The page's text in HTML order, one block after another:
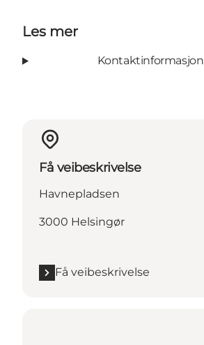
Les mer
Kontaktinformasjon
Få veibeskrivelse
Havnepladsen
3000 Helsingør
Få veibeskrivelse